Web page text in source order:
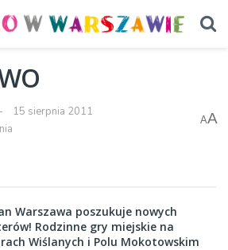
15 sierpnia 2011
AA
Warszawa poszukuje nowych
Rodzinne gry miejskie na
Wiślanych i Polu Mokotowskim